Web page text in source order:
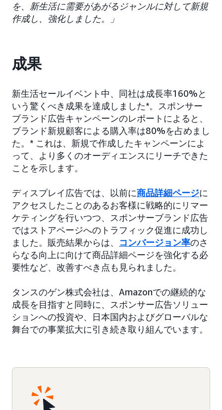
を、新生活に需要があがるジャンルに対して新規
作成し、強化しました。」
成果
新生活セールイベント中、同社は成長率160%と
いう驚くべき成果を達成しました*。スポンサー
ブランド広告キャンペーンのレポートによると、
ブランド新規顧客による購入率は80%を占めまし
た。* これは、新規で作成したキャンペーンによ
って、より多くのオーディエンスにリーチできた
ことを示します。
ディスプレイ広告では、以前に商品詳細ページに
アクセスしたことのあるお客様に戦略的にリマー
ケティングを行いつつ、スポンサーブランド広告
ではストアページへのトラフィック促進に成功し
ました。販売結果からは、 コンバージョン率のさ
らなる向上に向けて商品詳細ページを強化する必
要性など、改善すべき点も見られました。
タンスのゲン株式会社は、Amazonでの継続的な
成長を目指すと同時に、スポンサー広告ソリュー
ションへの投資や、日本国内およびグローバルな
舞台での事業拡大に引き続き取り組んでいます。